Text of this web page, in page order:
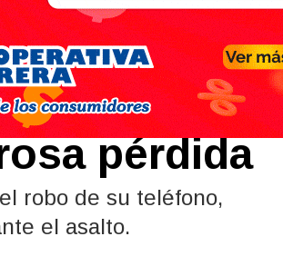
de un
pérdida
robo de su teléfono,
el asalto.